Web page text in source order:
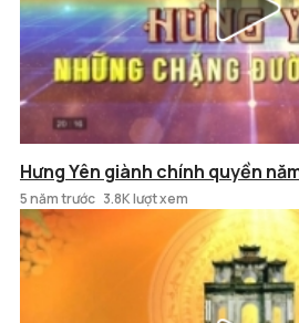
Hưng Yên giành chính quyền
5 năm trước 3.8K lượt xem